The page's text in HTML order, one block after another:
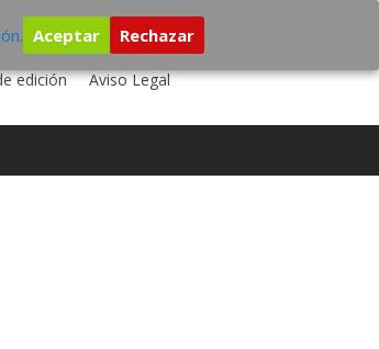
DE GRABACIÓN
edición
Aviso Legal
Aceptar Rechazar